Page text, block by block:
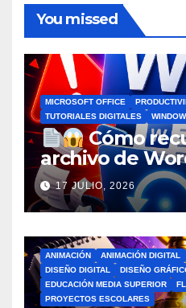
You missed
MICROSOFT OFFICE
TUTORIALES DIGITALES
Cómo
archivo de
guardado
pánico
17 JULIO, 2026
ANIMACIÓN ANIMACIÓN DIGITAL
DISEÑO DIGITAL
DISEÑO
EDUCACIÓN MEDIA SUPERIOR
PROYECTOS ESCOLARES